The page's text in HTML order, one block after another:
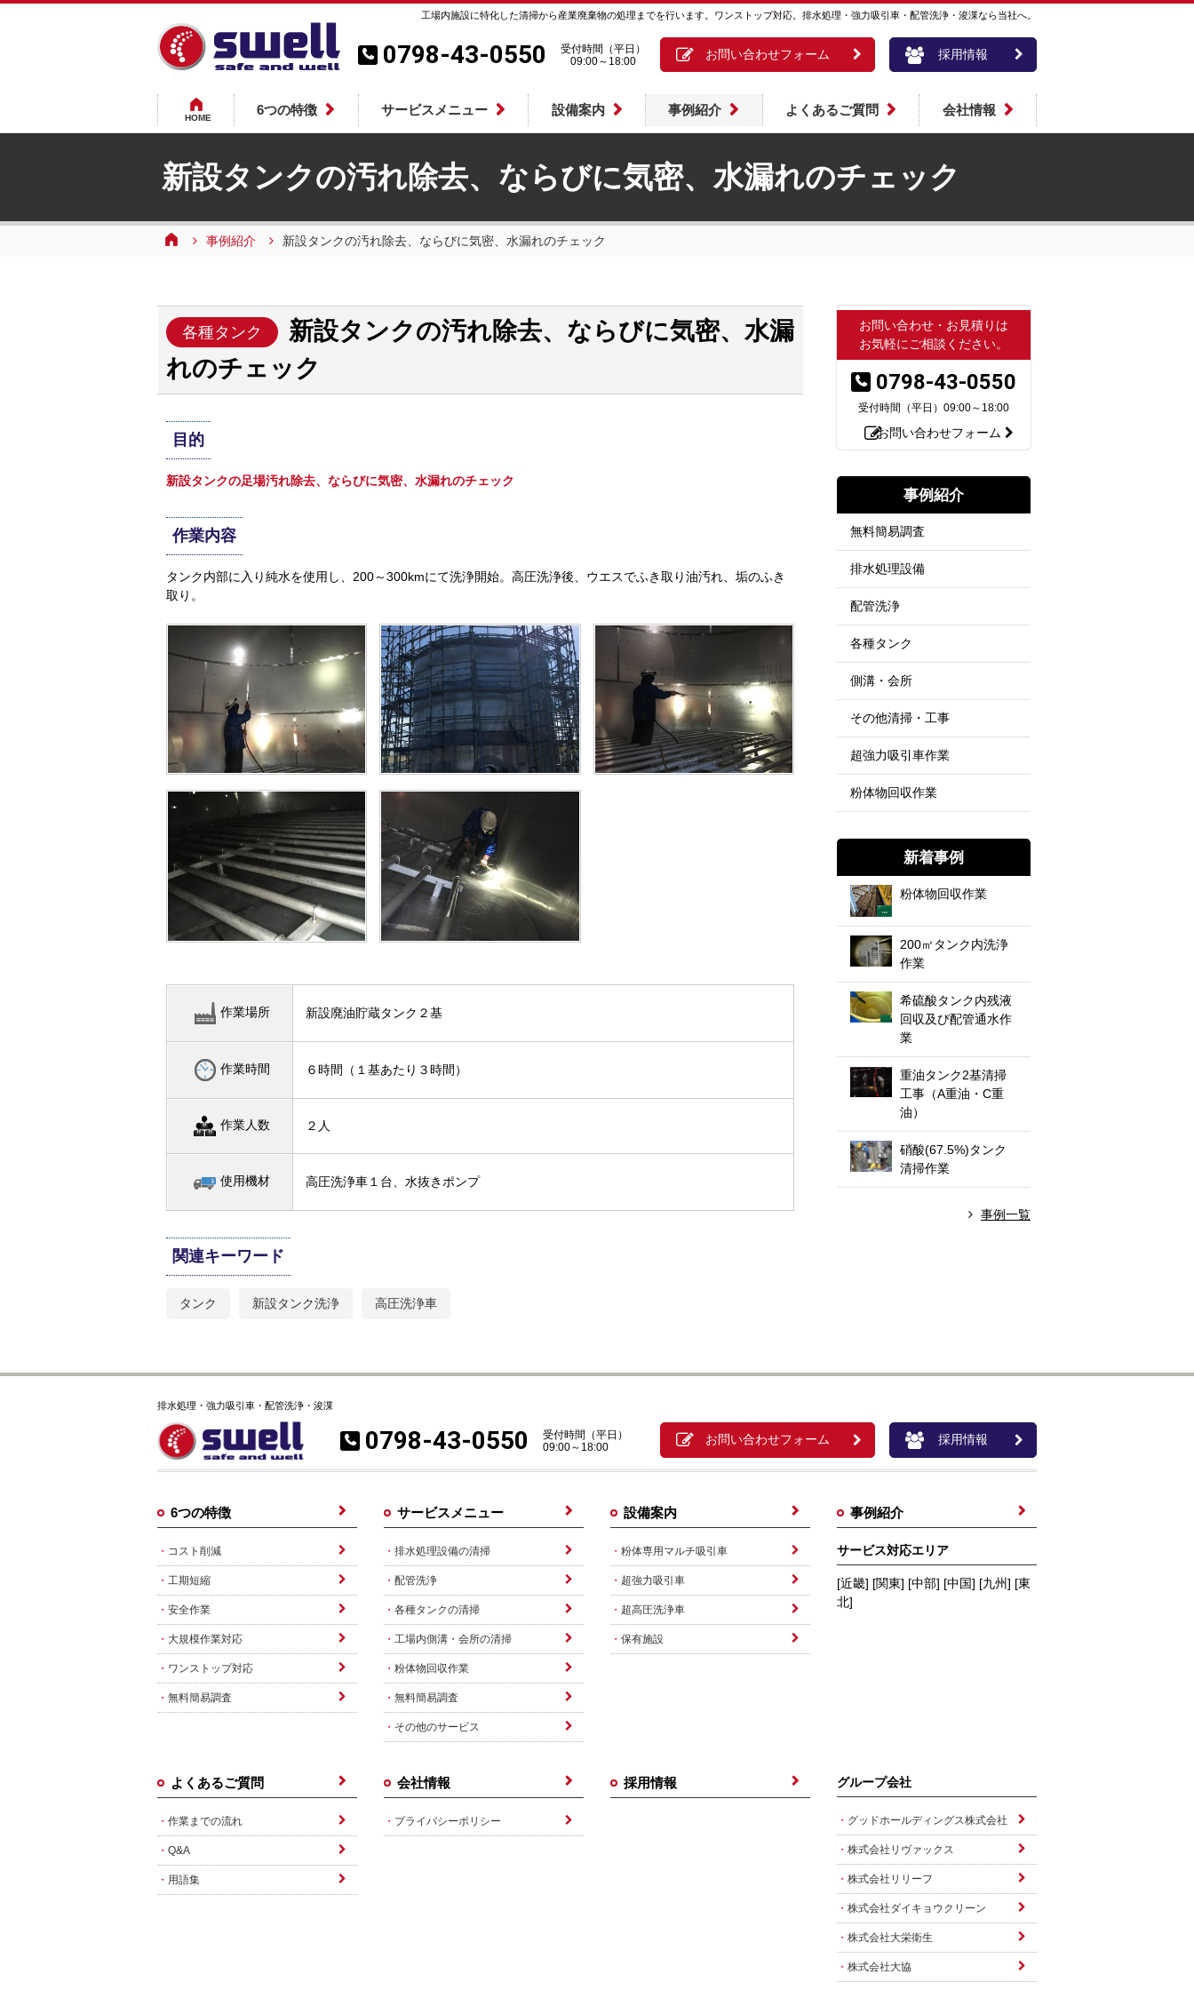
工場内施設に特化した清掃から産業廃棄物の処理までを行います。ワンストップ対応。排水処理・強力吸引車・配管洗浄・浚渫なら当社へ。
0798-43-0550
受付時間（平日）
09:00～18:00
お問い合わせフォーム 採用情報
HOME
6つの特徴 サービスメニュー 設備案内 事例紹介 よくあるご質問 会社情報
新設タンクの汚れ除去、ならびに気密、水漏れのチェック
事例紹介 新設タンクの汚れ除去、ならびに気密、水漏れのチェック
各種タンク
新設タンクの汚れ除去、ならびに気密、水漏
れのチェック
目的
新設タンクの足場汚れ除去、ならびに気密、水漏れのチェック
作業内容
タンク内部に入り純水を使用し、200～300kmにて洗浄開始。高圧洗浄後、ウエスでふき取り油汚れ、垢のふき
取り。
作業場所 新設廃油貯蔵タンク２基
作業時間 ６時間（１基あたり３時間）
作業人数 ２人
使用機材 高圧洗浄車１台、水抜きポンプ
関連キーワード
タンク 新設タンク洗浄 高圧洗浄車
お問い合わせ・お見積りは
お気軽にご相談ください。
0798-43-0550
受付時間（平日） 09:00～18:00
お問い合わせフォーム
事例紹介
無料簡易調査
排水処理設備
配管洗浄
各種タンク
側溝・会所
その他清掃・工事
超強力吸引車作業
粉体物回収作業
新着事例
粉体物回収作業
200㎥タンク内洗浄
作業
希硫酸タンク内残液
回収及び配管通水作
業
重油タンク2基清掃
工事（A重油・C重
油）
硝酸(67.5%)タンク
清掃作業
事例一覧
排水処理・強力吸引車・配管洗浄・浚渫
0798-43-0550
受付時間（平日）
09:00～18:00
お問い合わせフォーム 採用情報
6つの特徴
コスト削減
工期短縮
安全作業
大規模作業対応
ワンストップ対応
無料簡易調査
サービスメニュー
排水処理設備の清掃
配管洗浄
各種タンクの清掃
工場内側溝・会所の清掃
粉体物回収作業
無料簡易調査
その他のサービス
設備案内
粉体専用マルチ吸引車
超強力吸引車
超高圧洗浄車
保有施設
事例紹介
サービス対応エリア
[近畿] [関東] [中部] [中国] [九州] [東
北]
よくあるご質問
作業までの流れ
Q&A
用語集
会社情報
プライバシーポリシー
採用情報 グループ会社
グッドホールディングス株式会社
株式会社リヴァックス
株式会社リリーフ
株式会社ダイキョウクリーン
株式会社大栄衛生
株式会社大協